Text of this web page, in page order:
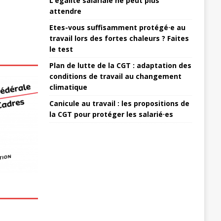
attendre
Etes-vous suffisamment protégé·e au
travail lors des fortes chaleurs ? Faites
le test
Plan de lutte de la CGT : adaptation des
conditions de travail au changement
climatique
Canicule au travail : les propositions de
la CGT pour protéger les salarié·es